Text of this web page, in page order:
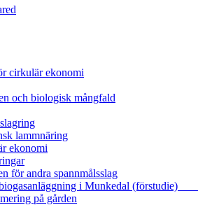
cirkulär ekonomi
och biologisk mångfald
lammnäring
ekonomi
för andra spannmålsslag
biogasanläggning i Munkedal (förstudie)
på gården